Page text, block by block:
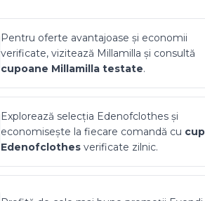
Pentru oferte avantajoase și economii
verificate, vizitează Millamilla și consultă
cupoane Millamilla testate.
Explorează selecția Edenofclothes și
economisește la fiecare comandă cu
Edenofclothes verificate zilnic.